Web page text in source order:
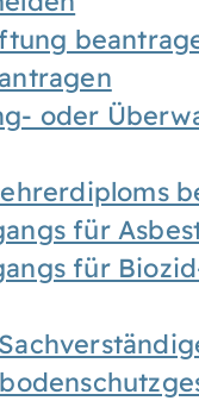
oder
für
für